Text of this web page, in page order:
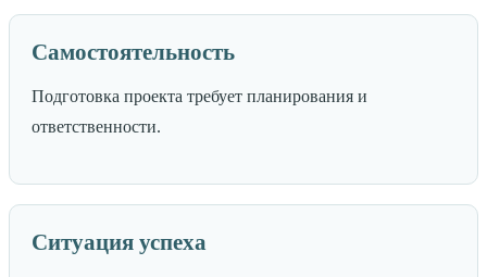
Самостоятельность
Подготовка проекта требует планирования и
ответственности.
Ситуация успеха